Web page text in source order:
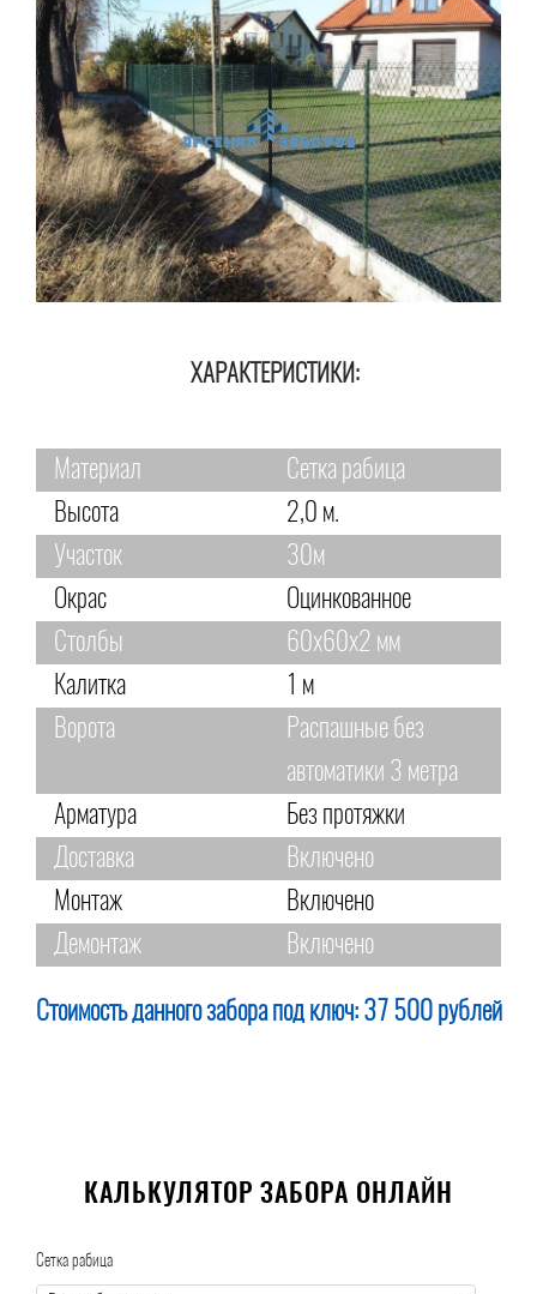
ХАРАКТЕРИСТИКИ:
Материал
Сетка рабица
Высота
2,0 м.
Участок
30м
Окрас
Оцинкованное
Столбы
60х60х2 мм
Калитка
1 м
Ворота
Распашные без
автоматики 3 метра
Арматура
Без протяжки
Доставка
Включено
Монтаж
Включено
Демонтаж
Включено
Стоимость данного забора под ключ: 37 500 рублей
КАЛЬКУЛЯТОР ЗАБОРА ОНЛАЙН
Сетка рабица